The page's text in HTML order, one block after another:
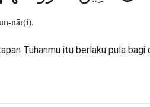
nār(i).
Tuhanmu itu berlaku pula